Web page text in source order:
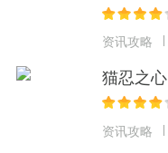
资讯攻略
猫忍之心
资讯攻略